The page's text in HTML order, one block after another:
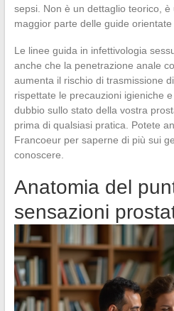
sepsi. Non è un dettaglio teorico,
maggior parte delle guide orientate
Le linee guida in infettivologia
anche che la penetrazione anale
aumenta il rischio di trasmissione
rispettate le precauzioni igieniche
dubbio sullo stato della vostra
prima di qualsiasi pratica. Potete
Francoeur per saperne di più sui
conoscere.
Anatomia del
sensazioni